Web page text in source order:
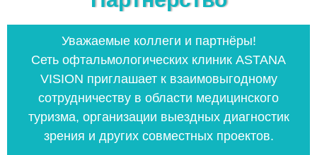
Уважаемые коллеги и партнёры!
Сеть офтальмологических клиник ASTANA
VISION приглашает к взаимовыгодному
сотрудничеству в области медицинского
туризма, организации выездных диагностик
зрения и других совместных проектов.